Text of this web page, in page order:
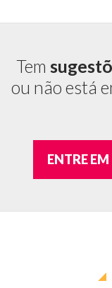
Tem
ou não está
ENTRE